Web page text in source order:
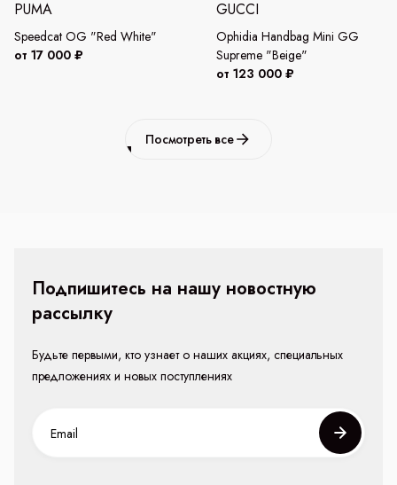
PUMA
Speedcat OG "Red White"
от 17 000 ₽
GUCCI
Ophidia Handbag Mini GG
Supreme "Beige"
от 123 000 ₽
Посмотреть все
Подпишитесь на нашу новостную
рассылку
Будьте первыми, кто узнает о наших акциях, специальных
предложениях и новых поступлениях